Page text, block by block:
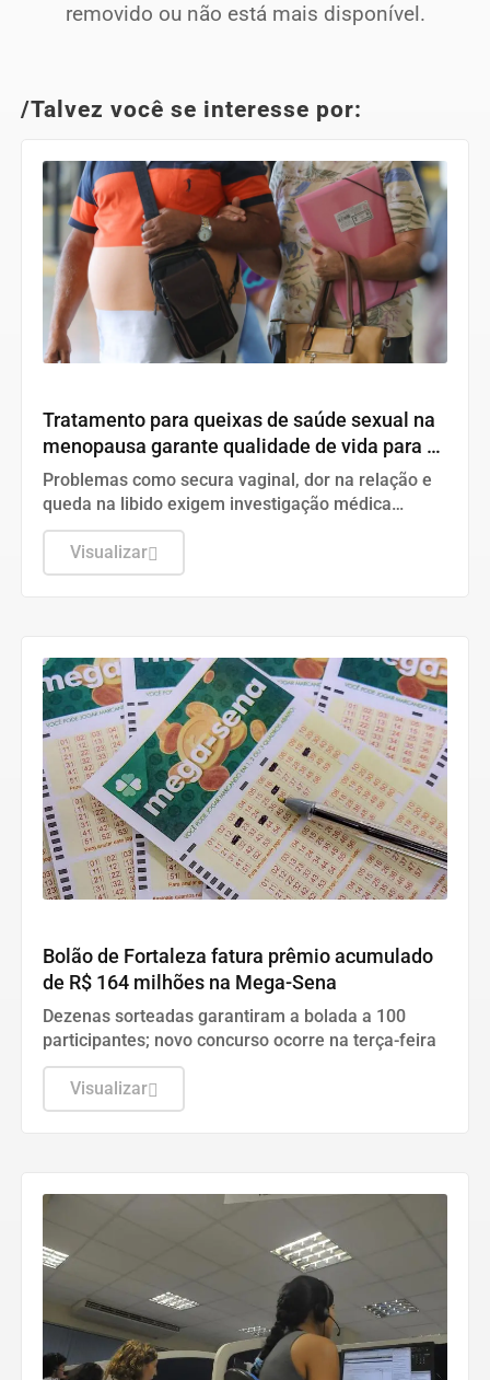
removido ou não está mais disponível.
/Talvez você se interesse por:
Tratamento para queixas de saúde sexual na
menopausa garante qualidade de vida para as
mulheres
Problemas como secura vaginal, dor na relação e
queda na libido exigem investigação médica
adequada e não devem ser normalizados
Visualizar
Bolão de Fortaleza fatura prêmio acumulado
de R$ 164 milhões na Mega-Sena
Dezenas sorteadas garantiram a bolada a 100
participantes; novo concurso ocorre na terça-feira
Visualizar